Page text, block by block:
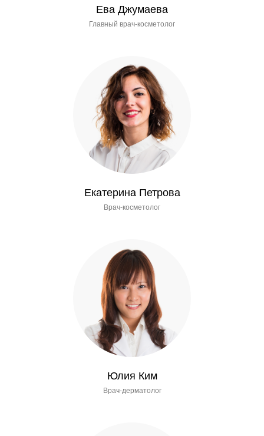
Ева Джумаева
Главный врач-косметолог
Екатерина Петрова
Врач-косметолог
Юлия Ким
Врач-дерматолог